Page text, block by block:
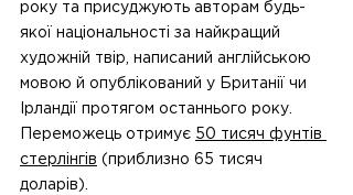
року та присуджують авторам будь-
якої національності за найкращий
художній твір, написаний англійською
мовою й опублікований у Британії чи
Ірландії протягом останнього року.
Переможець отримує 50 тисяч фунтів
стерлінгів (приблизно 65 тисяч
доларів).